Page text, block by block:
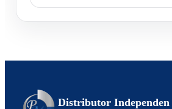
Distributor